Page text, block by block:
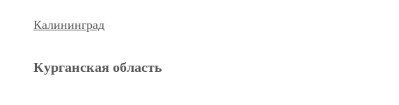
Калининград
Курганская область